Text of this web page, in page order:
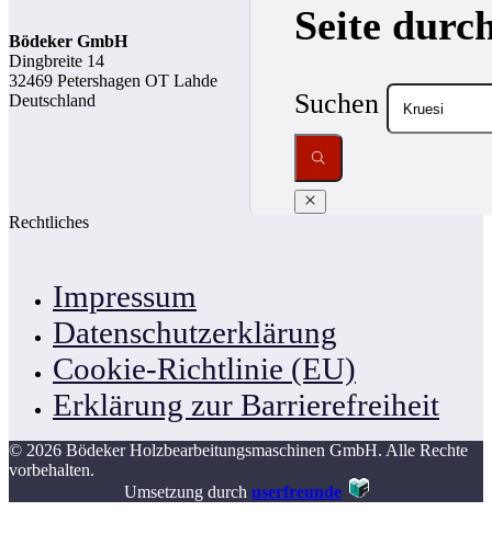
Seite
Suchen
Bödeker GmbH
Dingbreite 14
32469 Petershagen OT Lahde
Deutschland
Rechtliches
Impressum
Datenschutzerklärung
Cookie-Richtlinie (EU)
Erklärung zur Barrierefreiheit
© 2026 Bödeker Holzbearbeitungsmaschinen GmbH. Alle Rechte
vorbehalten.
Umsetzung durch userfreunde